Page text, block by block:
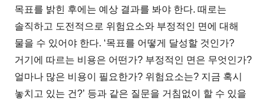
목표를 밝힌 후에는 예상 결과를 봐야 한다. 때로는
솔직하고 도전적으로 위험요소와 부정적인 면에 대해
물을 수 있어야 한다. ‘목표를 어떻게 달성할 것인가?
거기에 따르는 비용은 어떤가? 부정적인 면은 무엇인가?
얼마나 많은 비용이 필요한가? 위험요소는? 지금 혹시
놓치고 있는 건?’ 등과 같은 질문을 거침없이 할 수 있을